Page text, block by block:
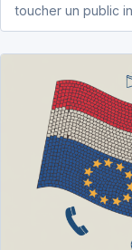
toucher un public